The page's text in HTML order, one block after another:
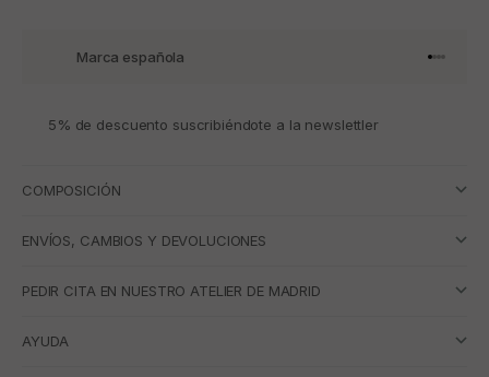
Marca española Ir al
Ir al
Ir al
Ir al
5% de descuento suscribiéndote a la newslettler
COMPOSICIÓN
ENVÍOS, CAMBIOS Y DEVOLUCIONES
PEDIR CITA EN NUESTRO ATELIER DE MADRID
AYUDA